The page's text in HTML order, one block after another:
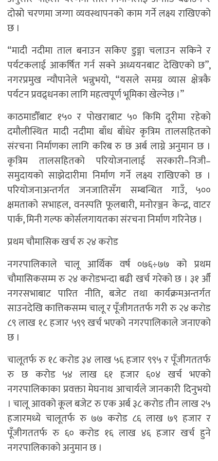
दोस्रो चरणमा जग्गा व्यवस्थापनको काम गर्ने लक्ष्य राखिएको
छ ।
“मादी नदीमा ताल बनाउन सकिए डुङ्गा चलाउन सकिने र
पर्यटकलाई आकर्षित गर्न सक्ने अध्ययनबाट देखिएको छ”,
नगरप्रमुख न्यौपानेले भन्नुभयो, “यसले समग्र व्यास क्षेत्रकै
पर्यटन प्रवद्र्धनका लागि महत्वपूर्ण भूमिका खेल्नेछ ।”
काठमाडौँबाट १५० र पोखराबाट ५० किमि दूरीमा रहेको
दमौलीस्थित मादी नदीमा बाँध बाँधेर कृत्रिम तालसहितको
संरचना निर्माणका लागि करिब रु छ अर्ब लाग्ने अनुमान छ ।
कृत्रिम तालसहितको परियोजनालाई सरकारी–निजी–
समुदायको साझेदारीमा निर्माण गर्ने लक्ष्य राखिएको छ ।
परियोजनाअन्तर्गत जनजातिसँग सम्बन्धित गाउँ, ५००
क्षमताको सभाहल, वनस्पति फूलबारी, मनोरञ्जन केन्द्र, वाटर
पार्क, मिनी गल्फ कोर्सलगायतका संरचना निर्माण गरिनेछ ।
प्रथम चौमासिक खर्च रु २४ करोड
नगरपालिकाले चालू आर्थिक वर्ष ०७६÷७७ को प्रथम
चौमासिकसम्म रु २४ करोडभन्दा बढी खर्च गरेको छ । ३१ औँ
नगरसभाबाट पारित नीति, बजेट तथा कार्यक्रमअन्तर्गत
साउनदेखि कात्तिकसम्म चालू र पूँजीगततर्फ गरी रु २४ करोड
८९ लाख १८ हजार ५९९ खर्च भएको नगरपालिकाले जनाएको
छ ।
चालूतर्फ रु १८ करोड ३४ लाख ५६ हजार ९९५ र पूँजीगततर्फ
रु छ करोड ५४ लाख ६१ हजार ६०४ खर्च भएको
नगरपालिकाका प्रवक्ता मेघनाथ आचार्यले जानकारी दिनुभयो
। चालू आवको कूल बजेट रु एक अर्ब ३८ करोड तीन लाख २५
हजारमध्ये चालूतर्फ रु ७७ करोड ८६ लाख ७९ हजार र
पूँजीगततर्फ रु ६० करोड १६ लाख ४६ हजार खर्च हुने
नगरपालिकाको अनुमान छ ।